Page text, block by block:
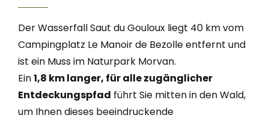
Der Wasserfall Saut du Gouloux liegt 40 km vom
Campingplatz Le Manoir de Bezolle entfernt und
ist ein Muss im Naturpark Morvan.
Ein1,8 km langer, für alle zugänglicher
Entdeckungspfad führt Sie mitten in den Wald,
um Ihnen dieses beeindruckende